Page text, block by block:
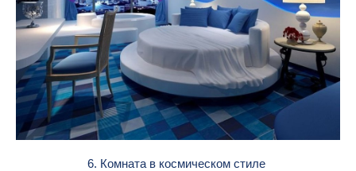
6. Комната в космическом стиле